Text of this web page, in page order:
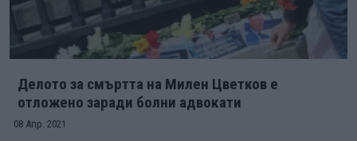
Делото за смъртта на Милен Цветков е
отложено заради болни адвокати
08 Апр. 2021